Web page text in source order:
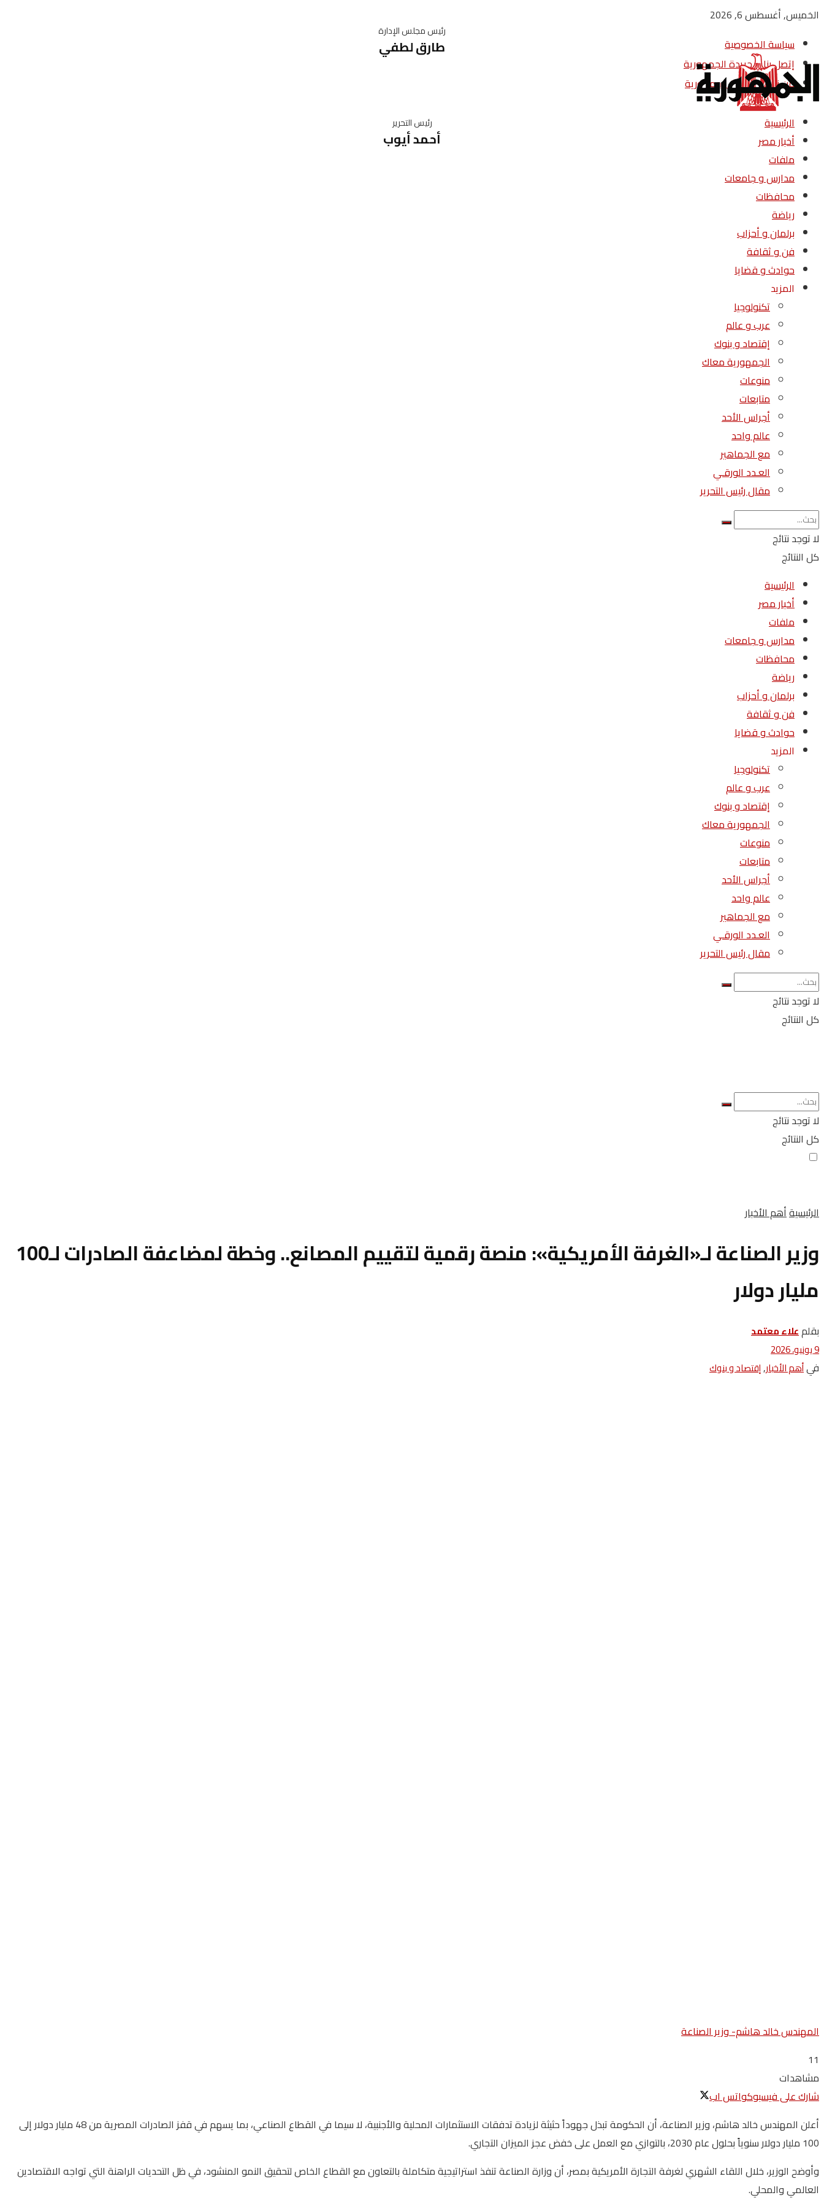
الخميس, أغسطس 6, 2026
سياسة الخصوصية
إتصل بنا – جريدة الجمهورية
من نحن – جريدة الجمهورية
رئيس مجلس الإدارة
طارق لطفي
رئيس التحرير
أحمد أيوب
الرئيسية
أخبار مصر
ملفات
مدارس و جامعات
محافظات
رياضة
برلمان و أحزاب
فن و ثقافة
حوادث و قضايا
المزيد
تكنولوجيا
عرب و عالم
إقتصاد و بنوك
الجمهورية معاك
منوعات
متابعات
أجراس الأحد
عالم واحد
مع الجماهير
العـدد الورقـي
مقال رئيس التحرير
لا توجد نتائج
كل النتائج
الرئيسية
أخبار مصر
ملفات
مدارس و جامعات
محافظات
رياضة
برلمان و أحزاب
فن و ثقافة
حوادث و قضايا
المزيد
تكنولوجيا
عرب و عالم
إقتصاد و بنوك
الجمهورية معاك
منوعات
متابعات
أجراس الأحد
عالم واحد
مع الجماهير
العـدد الورقـي
مقال رئيس التحرير
لا توجد نتائج
كل النتائج
لا توجد نتائج
كل النتائج
الرئيسيةأهم الأخبار
وزير الصناعة لـ«الغرفة الأمريكية»: منصة رقمية لتقييم المصانع.. وخطة لمضاعفة الصادرات لـ100
مليار دولار
بقلمعلاء معتمد
9 يونيو، 2026
فيأهم الأخبار,إقتصاد و بنوك
المهندس خالد هاشم- وزير الصناعة
11
مشاهدات
شارك على فيسبوكواتس اب
أعلن المهندس خالد هاشم، وزير الصناعة، أن الحكومة تبذل جهوداً حثيثة لزيادة تدفقات الاستثمارات المحلية والأجنبية، لا سيما في القطاع الصناعي، بما يسهم في قفز الصادرات المصرية من 48 مليار دولار إلى
100 مليار دولار سنوياً بحلول عام 2030، بالتوازي مع العمل على خفض عجز الميزان التجاري.
وأوضح الوزير، خلال اللقاء الشهري لغرفة التجارة الأمريكية بمصر، أن وزارة الصناعة تنفذ استراتيجية متكاملة بالتعاون مع القطاع الخاص لتحقيق النمو المنشود، في ظل التحديات الراهنة التي تواجه الاقتصادين
العالمي والمحلي.